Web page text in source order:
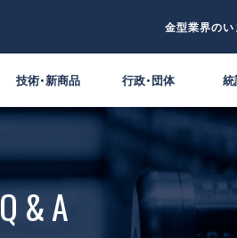
金型業界のい
技術・新商品 行政・団体 統
Q&A